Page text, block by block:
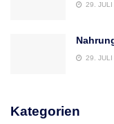
29. JULI
29. JULI
Kategorien